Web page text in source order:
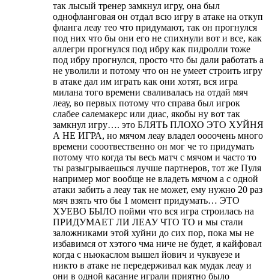
так лысый тренер замкнул игру, она был
однофланговая он отдал всю игру в атаке на откуп
фланга леау тео что придумают, так он прогнулся
под них что бы они его не спихнули вот и все, как
аллегри прогнулся под ибру как пидролли тоже
под ибру прогнулся, просто что бы дали работать а
не уволили и потому что он не умеет строить игру
в атаке дал им играть как они хотят, вся игра
милана того времени сваливалась на отдай мяч
леау, во первых потому что справа был игрок
слабее салемакерс или диас, якобы ну вот так
замкнул игру…. это БЛЯТЬ ПЛОХО ЭТО ХУЙНЯ
А НЕ ИГРА, но мячом леау владел оооочень много
времени сооотвественно он мог че то придумать
потому что когда ты весь матч с мячом и часто то
ты разыгрываешься лучше партнеров, тот же Пуля
например мог вообще не владеть мячом а с одной
атаки забить а леау так не может, ему нужно 20 раз
мяч взять что бы 1 момент придумать… ЭТО
ХУЕВО БЫЛО пойми что вся игра строилась на
ПРИДУМАЕТ ЛИ ЛЕАУ ЧТО ТО и мы стали
заложниками этой хуйни до сих пор, пока мы не
избавимся от хэтого чма ниче не будет, я кайфовал
когда с ньюкаслом вышел йович и чуквуезе и
никто в атаке не передерживал как мудак леау и
они в одной касание играли приятно было